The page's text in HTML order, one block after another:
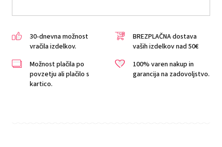
30-dnevna možnost
vračila izdelkov.
BREZPLAČNA dostava
vaših izdelkov nad 50€
Možnost plačila po
povzetju ali plačilo s
kartico.
100% varen nakup in
garancija na zadovoljstvo.